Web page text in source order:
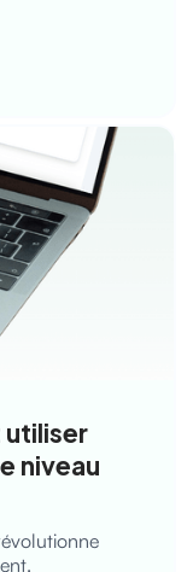
utiliser
niveau